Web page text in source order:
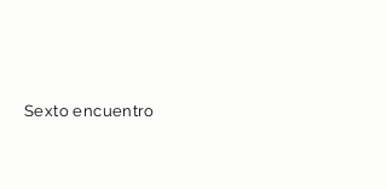
Sexto encuentro